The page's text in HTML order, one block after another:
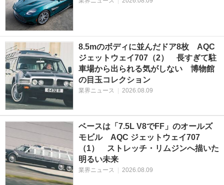
8.5mのボディに並んだドア8枚 AQC
ジェットウェイ707（2） 長すぎて駐
車場から出られる気がしない 博物館
の目玉コレクション
業界ニュース 2026.08.09
ベースは「7.5L V8でFF」のオールズ
モビル AQC ジェットウェイ707
（1） ストレッチ・リムジンへ描いた
明るい未来
業界ニュース 2026.08.09